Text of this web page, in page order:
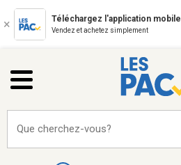
Téléchargez l'application mobile
Vendez et achetez simplement
Que cherchez-vous?